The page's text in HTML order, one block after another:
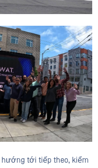
hướng tới tiếp theo, kiểm